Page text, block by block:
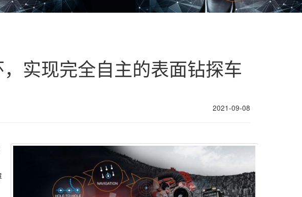
实现完全自主的表面钻探车
2021-09-08